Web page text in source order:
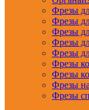
Фрезы
Фрезы
Фрезы
Фрезы
Фрезы
Фрезы
Фрезы
Фрезы
Фрезы